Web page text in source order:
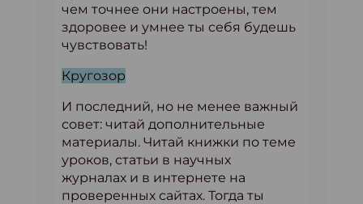
чем точнее они настроены, тем
здоровее и умнее ты себя будешь
чувствовать!
Кругозор
И последний, но не менее важный
совет: читай дополнительные
материалы. Читай книжки по теме
уроков, статьи в научных
журналах и в интернете на
проверенных сайтах. Тогда ты